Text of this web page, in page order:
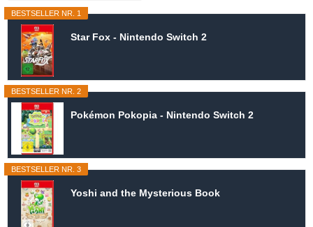
BESTSELLER NR. 1
Star Fox - Nintendo Switch 2
BESTSELLER NR. 2
Pokémon Pokopia - Nintendo Switch 2
BESTSELLER NR. 3
Yoshi and the Mysterious Book